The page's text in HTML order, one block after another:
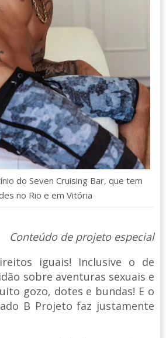
do Seven Cruising Bar, que tem
no Rio e em Vitória
Conteúdo de projeto especial
iguais! Inclusive o de
sobre aventuras sexuais e
gozo, dotes e bundas! E o
B Projeto faz justamente